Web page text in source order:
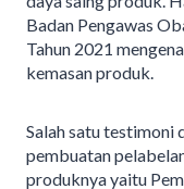
Badan Pengawas
Tahun 2021
kemasan produk.
Salah satu
pembuatan
produknya yaitu